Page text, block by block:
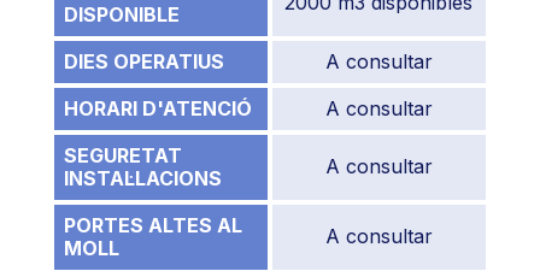
DISPONIBLE
DIES OPERATIUS
A consultar
HORARI D'ATENCIÓ
A consultar
SEGURETAT
INSTAL·LACIONS
A consultar
PORTES ALTES AL
MOLL
A consultar